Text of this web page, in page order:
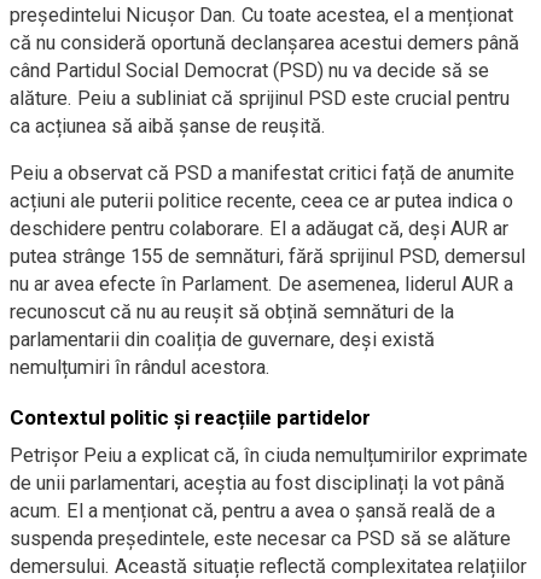
președintelui Nicușor Dan. Cu toate acestea, el a menționat
că nu consideră oportună declanșarea acestui demers până
când Partidul Social Democrat (PSD) nu va decide să se
alăture. Peiu a subliniat că sprijinul PSD este crucial pentru
ca acțiunea să aibă șanse de reușită.
Peiu a observat că PSD a manifestat critici față de anumite
acțiuni ale puterii politice recente, ceea ce ar putea indica o
deschidere pentru colaborare. El a adăugat că, deși AUR ar
putea strânge 155 de semnături, fără sprijinul PSD, demersul
nu ar avea efecte în Parlament. De asemenea, liderul AUR a
recunoscut că nu au reușit să obțină semnături de la
parlamentarii din coaliția de guvernare, deși există
nemulțumiri în rândul acestora.
Contextul politic și reacțiile partidelor
Petrișor Peiu a explicat că, în ciuda nemulțumirilor exprimate
de unii parlamentari, aceștia au fost disciplinați la vot până
acum. El a menționat că, pentru a avea o șansă reală de a
suspenda președintele, este necesar ca PSD să se alăture
demersului. Această situație reflectă complexitatea relațiilor